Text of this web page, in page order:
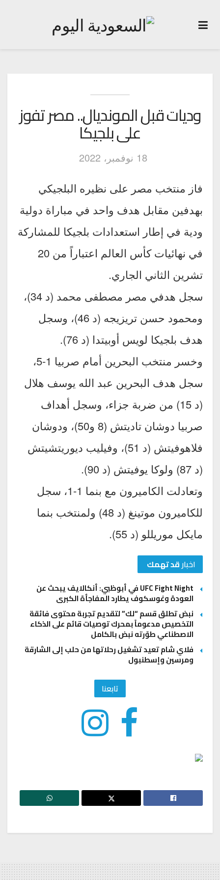
وديات قبل المونديال.. مصر تفوز
على بلجيكا
18 نوفمبر، 2022
فاز منتخب مصر على نظيره البلجيكي
بهدفين مقابل هدف واحد في مباراة دولية
ودية في إطار استعدادات بلجيكا للمشاركة
في نهائيات كأس العالم اعتباراً من 20
تشرين الثاني الجاري.
سجل هدفي مصر مصطفى محمد (د 34)،
ومحمود حسن تريزيجه (د 46)، وسجل
هدف بلجيكا لويس أوبيتدا (د 76).
وخسر منتخب البحرين أمام صربيا 1-5،
سجل هدف البحرين عبد الله يوسف هلال
(د 15) من ضربة جزاء، وسجل أهداف
صربيا دوشان تاديتش (8 و50)، ودوشان
فلاهوفيتش (د 51)، وفيليب ديوريتشيتش
(د 87) ولوكا يوفيتش (د 90).
وتعادلت الكاميرون مع بنما 1-1، سجل
للكاميرون موتينغ (د 48) ولمنتخب بنما
مايكل موريللو (د 55).
اخبارقد تهمك
UFC Fight Night في أبوظبي: أنكالايف يبحث عن
العودة وغوسكوف يطارد المفاجأة الكبرى
نبض تطلق قسم “لك” لتقديم تجربة محتوى فائقة
التخصيص مدعوماً بمحرك توصيات قائم على الذكاء
الاصطناعي طوّرته نبض بالكامل
فلاي شام تعيد تشغيل رحلاتها من حلب إلى الشارقة
ومرسين وإسطنبول
تابعنا